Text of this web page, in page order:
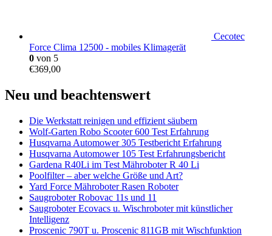
Cecotec
Force Clima 12500 - mobiles Klimagerät
0 von 5
€369,00
Neu und beachtenswert
Die Werkstatt reinigen und effizient säubern
Wolf-Garten Robo Scooter 600 Test Erfahrung
Husqvarna Automower 305 Testbericht Erfahrung
Husqvarna Automower 105 Test Erfahrungsbericht
Gardena R40Li im Test Mähroboter R 40 Li
Poolfilter – aber welche Größe und Art?
Yard Force Mähroboter Rasen Roboter
Saugroboter Robovac 11s und 11
Saugroboter Ecovacs u. Wischroboter mit künstlicher
Intelligenz
Proscenic 790T u. Proscenic 811GB mit Wischfunktion